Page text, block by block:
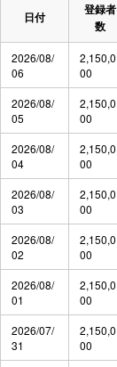
日付
登録者
数
2026/08/
06
2,150,0
00
2026/08/
05
2,150,0
00
2026/08/
04
2,150,0
00
2026/08/
03
2,150,0
00
2026/08/
02
2,150,0
00
2026/08/
01
2,150,0
00
2026/07/
31
2,150,0
00